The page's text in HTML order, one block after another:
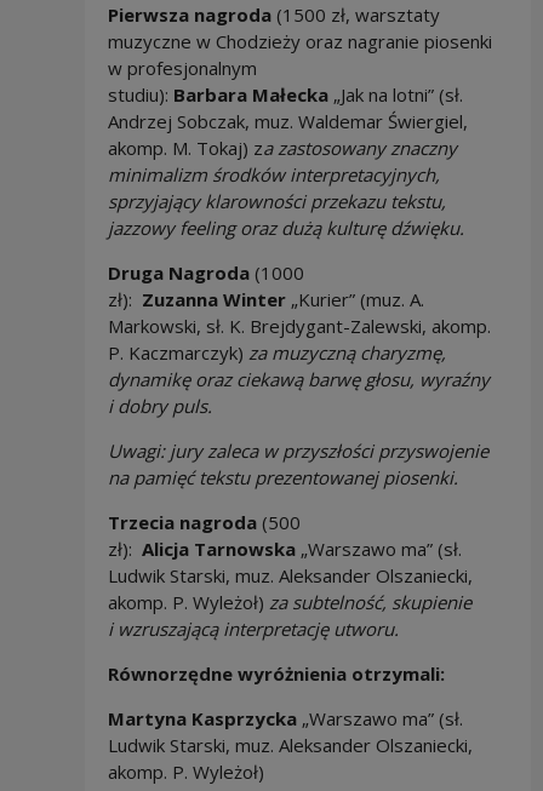
Pierwsza nagroda(1500 zł, warsztaty
muzyczne w Chodzieży oraz nagranie piosenki
w profesjonalnym
studiu): Barbara Małecka„Jak na lotni” (sł.
Andrzej Sobczak, muz. Waldemar Świergiel,
akomp. M. Tokaj) za zastosowany znaczny
minimalizm środków interpretacyjnych,
sprzyjający klarowności przekazu tekstu,
jazzowy feeling oraz dużąkulturędźwięku.
Druga Nagroda (1000
zł): Zuzanna Winter„Kurier” (muz. A.
Markowski, sł. K. Brejdygant-Zalewski, akomp.
P. Kaczmarczyk) za muzycznącharyzmę,
dynamikęoraz ciekawąbarwęgłosu, wyraźny
i dobry puls.
Uwagi: jury zaleca w przyszłości przyswojenie
na pamięćtekstu prezentowanej piosenki.
Trzecia nagroda(500
zł): Alicja Tarnowska „Warszawo ma” (sł.
Ludwik Starski, muz. Aleksander Olszaniecki,
akomp. P. Wyleżoł) za subtelność, skupienie
i wzruszającąinterpretacjęutworu.
Równorzędne wyróżnienia otrzymali:
Martyna Kasprzycka„Warszawo ma” (sł.
Ludwik Starski, muz. Aleksander Olszaniecki,
akomp. P. Wyleżoł)